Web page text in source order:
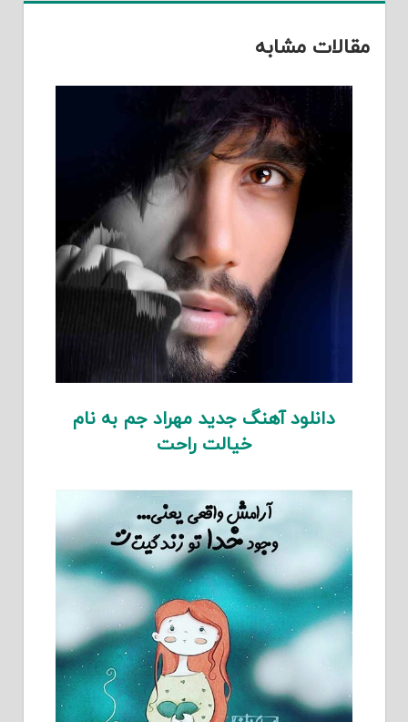
مقالات مشابه
دانلود آهنگ جدید مهراد جم به نام
خیالت راحت